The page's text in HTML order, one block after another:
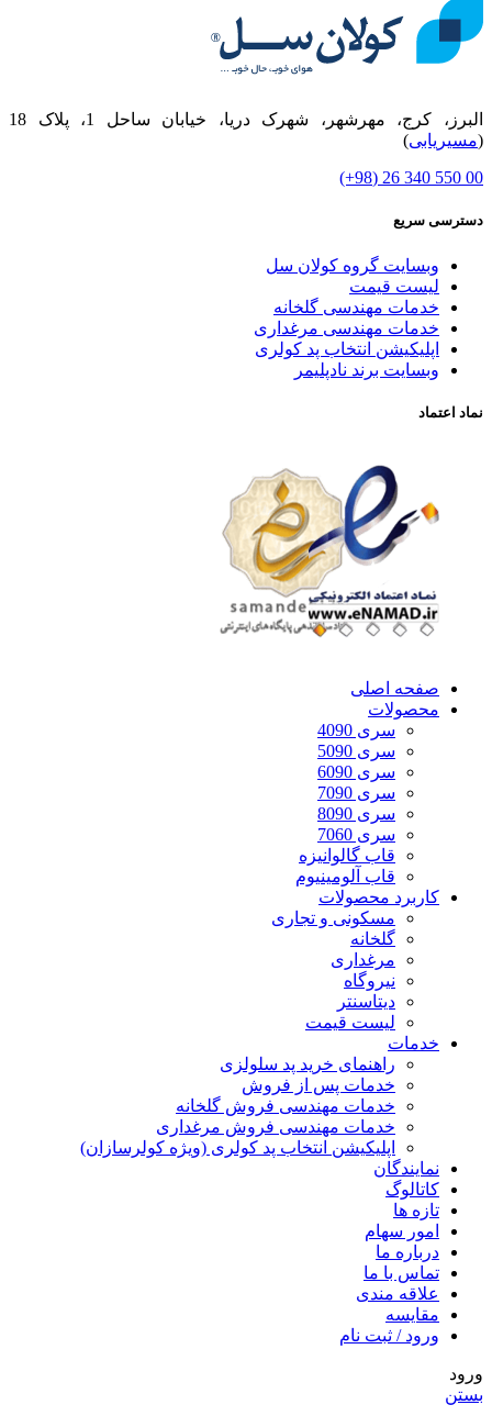
البرز، کرج، مهرشهر، شهرک دریا، خیابان ساحل 1، پلاک 18
(مسیریابی)
00 550 340 26 (98+)
دسترسی سریع
وبسایت گروه کولان سل
لیست قیمت
خدمات مهندسی گلخانه
خدمات مهندسی مرغداری
اپلیکیشن انتخاب پد کولری
وبسایت برند نادپلیمر
نماد اعتماد
صفحه اصلی
محصولات
سری 4090
سری 5090
سری 6090
سری 7090
سری 8090
سری 7060
قاب گالوانیزه
قاب آلومینیوم
کاربرد محصولات
مسکونی و تجاری
گلخانه
مرغداری
نیروگاه
دیتاسنتر
لیست قیمت
خدمات
راهنمای خرید پد سلولزی
خدمات پس از فروش
خدمات مهندسی فروش گلخانه
خدمات مهندسی فروش مرغداری
اپلیکیشن انتخاب پد کولری (ویژه کولرسازان)
نمایندگان
کاتالوگ
تازه ها
امور سهام
درباره ما
تماس با ما
علاقه مندی
مقایسه
ورود / ثبت نام
ورود
بستن